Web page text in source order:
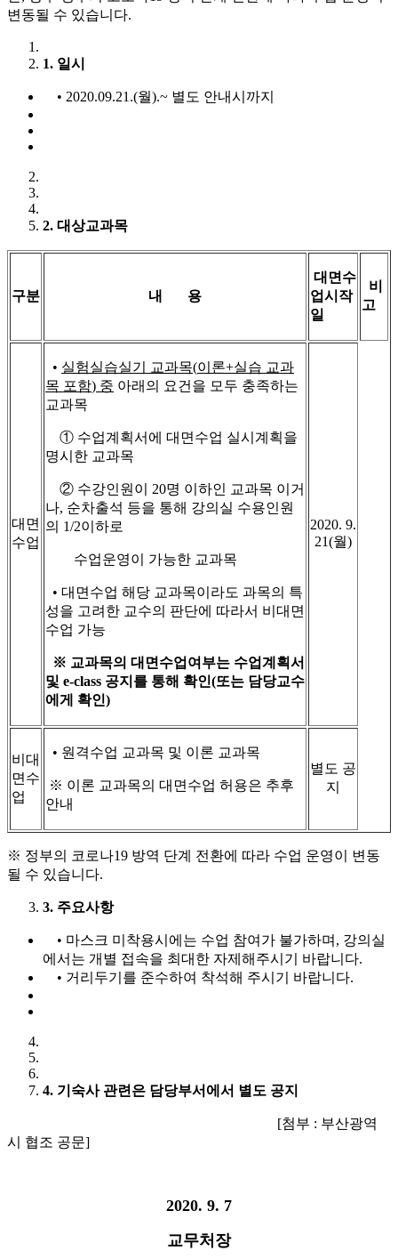
변동될 수 있습니다.
1. 일시
• 2020.09.21.(월).~ 별도 안내시까지
2. 대상교과목
구분 내 용
대면수
업시작
일
비
고
대면
수업
• 실험실습실기 교과목(이론+실습 교과
목 포함) 중 아래의 요건을 모두 충족하는
교과목
① 수업계획서에 대면수업 실시계획을
명시한 교과목
② 수강인원이 20명 이하인 교과목 이거
나, 순차출석 등을 통해 강의실 수용인원
의 1/2이하로
수업운영이 가능한 교과목
• 대면수업 해당 교과목이라도 과목의 특
성을 고려한 교수의 판단에 따라서 비대면
수업 가능
※ 교과목의 대면수업여부는 수업계획서
및 e-class 공지를 통해 확인(또는 담당교수
에게 확인)
2020. 9.
21(월)
비대
면수
업
• 원격수업 교과목 및 이론 교과목
※ 이론 교과목의 대면수업 허용은 추후
안내
별도 공
지
※ 정부의 코로나19 방역 단계 전환에 따라 수업 운영이 변동
될 수 있습니다.
3. 주요사항
• 마스크 미착용시에는 수업 참여가 불가하며, 강의실
에서는 개별 접속을 최대한 자제해주시기 바랍니다.
• 거리두기를 준수하여 착석해 주시기 바랍니다.
4. 기숙사 관련은 담당부서에서 별도 공지
[첨부 : 부산광역
시 협조 공문]
2020. 9. 7
교무처장